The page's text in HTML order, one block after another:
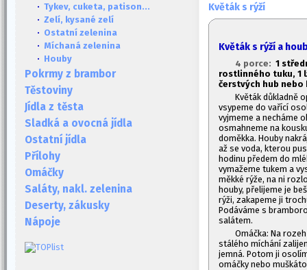
· Tykev, cuketa, patison...
· Zelí, kysané zelí
· Ostatní zelenina
· Míchaná zelenina
· Houby
Pokrmy z brambor
Těstoviny
Jídla z těsta
Sladká a ovocná jídla
Ostatní jídla
Přílohy
Omáčky
Saláty, nakl. zelenina
Deserty, zákusky
Nápoje
Květák s rýží
Květák s rýží a
4 porce: 1
rostlinného tuku, 1
čerstvých hub nebo
Květák důkladně
vsypeme do vařící
vyjmeme a necháme
osmahneme na
doměkka. Houby
až se voda, kterou
hodinu předem do
vymažeme tukem a
měkké rýže, na ni
houby, přelijeme je
rýži, zakapeme ji
Podáváme s
salátem.
Omáčka: Na
stálého míchání
jemná. Potom ji
omáčky nebo